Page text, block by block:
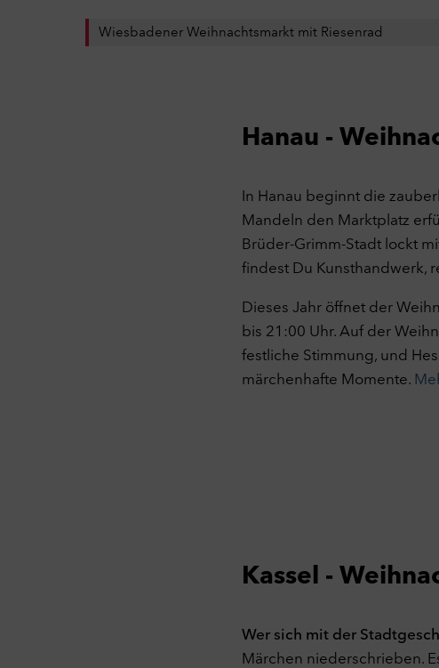
Wiesbadener Weihnachtsmarkt mit Riesenrad
Hanau -
In Hanau beginnt die
Mandeln den Marktplatz
Brüder-Grimm-Stadt lockt
findest Du Kunsthandwerk,
Dieses Jahr öffnet der
bis 21:00 Uhr. Auf der
festliche Stimmung, und
märchenhafte Momente.
Kassel -
Wer sich mit der
Märchen niederschrieben.
Website
Website
und
nachdem
gekommen
Externe
Diese
Cookies